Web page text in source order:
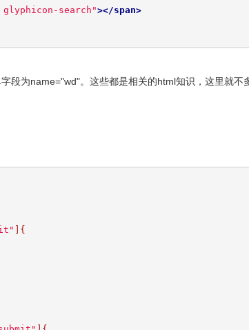
search"></span>
段为name="wd"。这些都是相关的html知识，这里就不
]{